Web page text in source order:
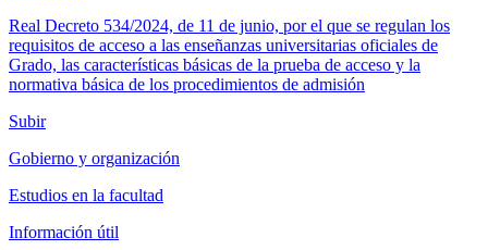
Real Decreto 534/2024, de 11 de junio, por el que se regulan los
requisitos de acceso a las enseñanzas universitarias oficiales de
Grado, las características básicas de la prueba de acceso y la
normativa básica de los procedimientos de admisión
Subir
Gobierno y organización
Estudios en la facultad
Información útil